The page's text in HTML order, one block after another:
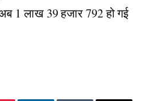
1 लाख 39 हजार 792 हो गई